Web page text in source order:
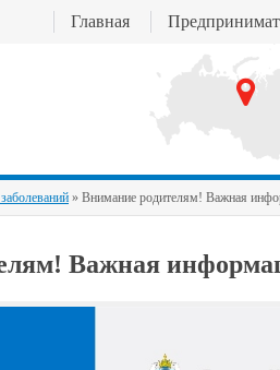
Главная
» Внимание родителям! Важная
Важная